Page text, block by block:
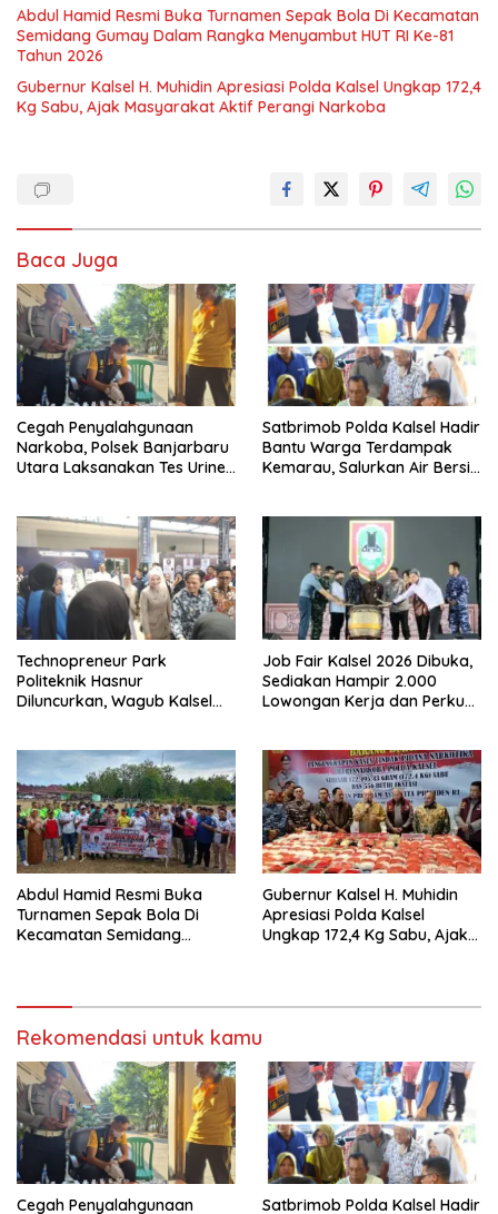
Abdul Hamid Resmi Buka Turnamen Sepak Bola Di Kecamatan
Semidang Gumay Dalam Rangka Menyambut HUT RI Ke-81
Tahun 2026
Gubernur Kalsel H. Muhidin Apresiasi Polda Kalsel Ungkap 172,4
Kg Sabu, Ajak Masyarakat Aktif Perangi Narkoba
Baca Juga
Cegah Penyalahgunaan
Narkoba, Polsek Banjarbaru
Utara Laksanakan Tes Urine
Satbrimob Polda Kalsel Hadir
Bantu Warga Terdampak
Kemarau, Salurkan Air Bersih
Technopreneur Park
Politeknik Hasnur
Diluncurkan, Wagub Kalsel
Job Fair Kalsel 2026 Dibuka,
Sediakan Hampir 2.000
Lowongan Kerja dan Perkuat
Abdul Hamid Resmi Buka
Turnamen Sepak Bola Di
Kecamatan Semidang
Gubernur Kalsel H. Muhidin
Apresiasi Polda Kalsel
Ungkap 172,4 Kg Sabu, Ajak
Rekomendasi untuk kamu
Cegah Penyalahgunaan Satbrimob Polda Kalsel Hadir